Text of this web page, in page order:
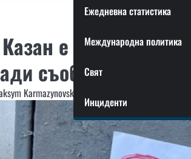
Ежедневна статистика
Международна политика
Свят
Инциденти
е глобена за
съобщение
Karmazynovskyi